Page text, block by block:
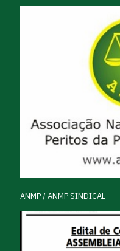
ANMP / ANMP SINDICAL